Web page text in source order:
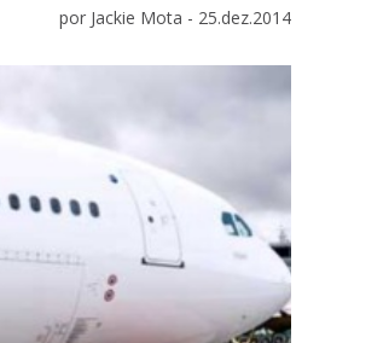
por Jackie Mota - 25.dez.2014